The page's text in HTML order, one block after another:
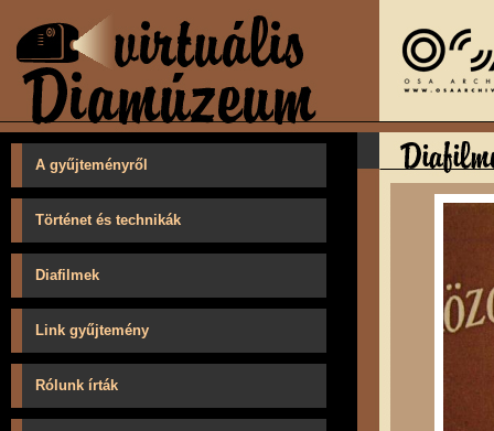
A gyűjteményről
Történet és technikák
Diafilmek
Link gyűjtemény
Rólunk írták